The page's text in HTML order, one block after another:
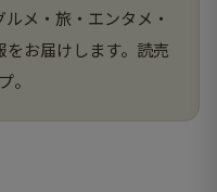
メ・旅・エンタメ・
をお届けします。読売
。